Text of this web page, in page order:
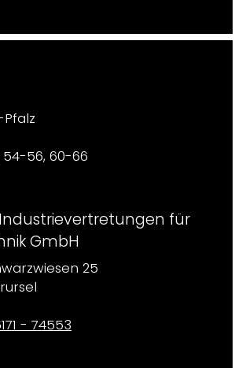
54-56, 60-66
für
GmbH
25
- 74553